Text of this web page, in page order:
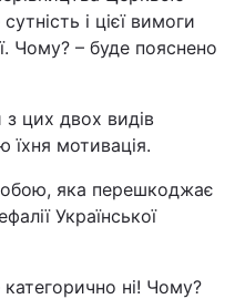
і цієї вимоги
Чому? – буде пояснено
цих двох видів
мотивація.
яка перешкоджає
Української
категорично ні! Чому?